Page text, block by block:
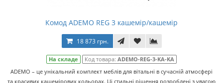
Комод ADEMO REG 3 кашемір/кашемір
18 873 грн.
На складе Код товара: ADEMO-REG-3-KA-KA
ADEMO – це унікальний комплект меблів для вітальні в сучасній атмосфері
та красивих кашемірових кольорах. Ці стильні рішення розроблені з увагою